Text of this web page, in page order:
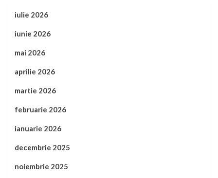
iulie 2026
iunie 2026
mai 2026
aprilie 2026
martie 2026
februarie 2026
ianuarie 2026
decembrie 2025
noiembrie 2025